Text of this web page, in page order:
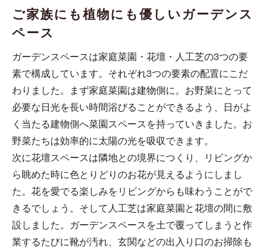
ご家族にも植物にも優しいガーデンス
ペース
ガーデンスペースは家庭菜園・花壇・人工芝の3つの要
素で構成しています。それぞれ3つの要素の配置にこだ
わりました。まず家庭菜園は建物側に。お野菜にとって
必要な日光を長い時間浴びることができるよう、日がよ
く当たる建物側へ菜園スペースを持っていきました。お
野菜たちは効率的に太陽の光を吸収できます。
次に花壇スペースは隣地との境界につくり、リビングか
ら眺めた時に色とりどりのお花が見えるようにしまし
た。花を愛でる楽しみをリビングからも味わうことがで
きるでしょう。そして人工芝は家庭菜園と花壇の間に敷
設しました。ガーデンスペースを土で覆ってしまうと作
業するたびに靴が汚れ、玄関などの出入り口のお掃除も